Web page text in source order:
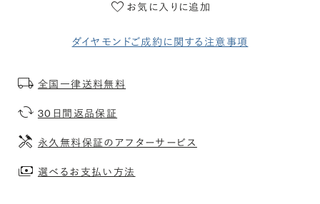
お気に入りに追加
ダイヤモンドご成約に関する注意事項
全国一律送料無料
30日間返品保証
永久無料保証のアフターサービス
選べるお支払い方法